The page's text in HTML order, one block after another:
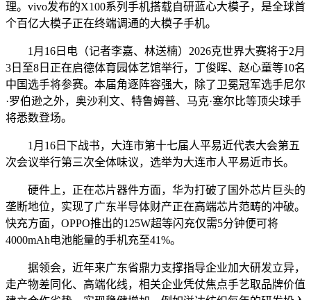
理。vivo发布的X100系列手机搭载自研蓝心大模子，是全球首
个百亿大模子正在终端调通的大模子手机。
1月16日电（记者李嘉、林送楠）2026克世界大赛将于2月
3日至8日正在启德体育园体艺馆举行，丁俊晖、赵心童等10名
中国选手将参赛。本届角逐阵容强大，除了卫冕冠军选手尼尔
·罗伯逊之外，奥沙利文、特鲁姆普、马克·塞尔比等顶尖球手
将悉数登场。
1月16日下战书，大连市第十七届人平易近代表大会第五
次会议举行第三次全体味议，选举为大连市人平易近市长。
硬件上，正在芯片器件方面，华为打破了国外芯片巨头的
垄断地位，实现了广东半导体财产正在高端芯片范畴的冲破。
快充方面，OPPO推出的125W超等闪充仅需5分钟便可将
4000mAh电池能量的手机充至41%。
据领会，近年来广东省鼎力支撑指导企业加大研发立异，
走产物差同化、高端化线，相关企业凭仗焦点手艺取品牌价值